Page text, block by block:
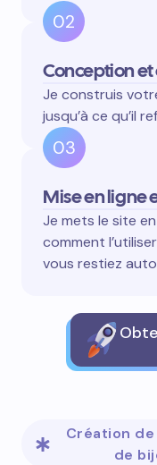
02
Conception
Je construis
jusqu’à ce qu’il
03
Mise en ligne
Je mets le site
comment
vous restiez
Création
de